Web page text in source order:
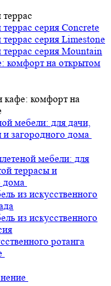
серия Concrete
серия Limestone
террас серия Mountain
комфорт на открытом
кафе: комфорт на
мебели: для дачи,
загородного дома
мебели: для
террасы и
дома
из искусственного
из искусственного
ротанга